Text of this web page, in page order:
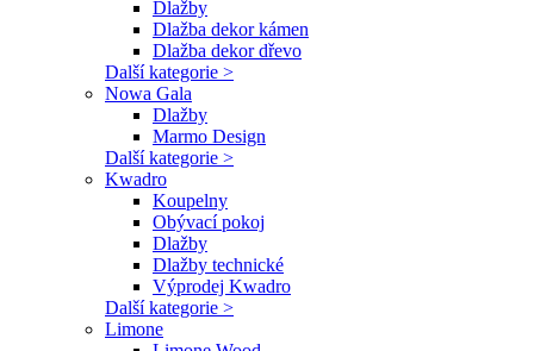
Dlažby
Dlažba dekor kámen
Dlažba dekor dřevo
Další kategorie >
Nowa Gala
Dlažby
Marmo Design
Další kategorie >
Kwadro
Koupelny
Obývací pokoj
Dlažby
Dlažby technické
Výprodej Kwadro
Další kategorie >
Limone